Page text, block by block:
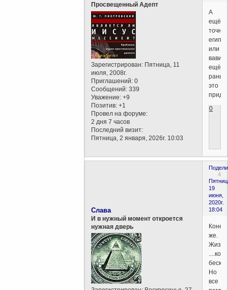
Просвещенный Адепт
Зарегистрирован: Пятница, 11
июля, 2008г.
Приглашений: 0
Сообщений: 339
Уважение: +9
Позитив: +1
Провел на форуме:
2 дня 7 часов
Последний визит:
Пятница, 2 января, 2026г. 10:03
А
ещё
или
ещё
это
0
4
19
июня,
2020г.
18:04
Слава
И в нужный момент откроется
нужная дверь
же.
Жизнь
Но
все